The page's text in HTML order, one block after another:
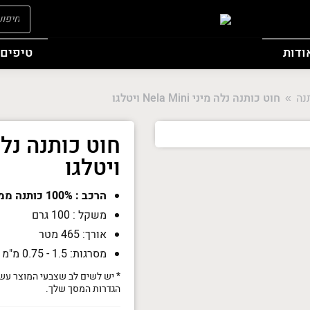
search
Youחוט כותנה נלה מיני Nela Mini ויטלגו
ויטלגו
הרכב : 100% כותנה ממורצרת
משקל : 100 גרם
אורך: 465 מטר
מסרגות: 1.5 - 0.75 מ"מ
* יש לשים לב שצבעי המוצר
הגדרות המסך שלך.